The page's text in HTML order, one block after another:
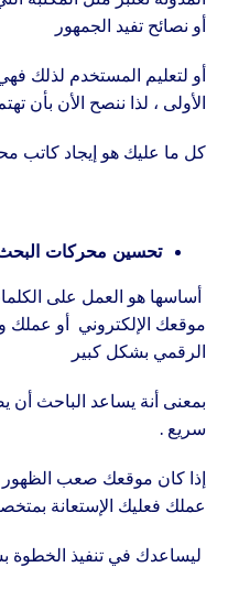
أو نصائح تفيد الجمهور
أو لتعليم المستخدم لذلك
الأولى ، لذا ننصح الأن بأن
كل ما عليك هو إيجاد كاتب
تحسين محركات
أساسها هو العمل على
موقعك الإلكتروني أو
الرقمي بشكل كبير
بمعنى أنة يساعد الباحث
سريع .
إذا كان موقعك صعب الظهور
عملك فعليك الإستعانة
ليساعدك في تنفيذ الخطوة